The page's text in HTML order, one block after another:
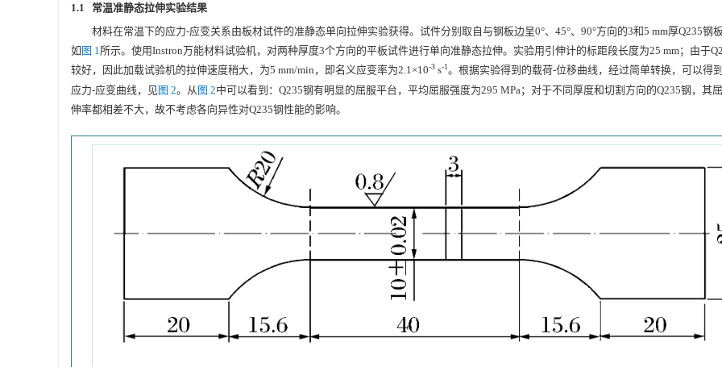
1.1 常温准静态拉伸实验结果
材料在常温下的应力-应变关系由板材试件的准静态单向拉伸实验获得。试件分别取自与钢板边呈0°、45°、90°方向的3和5 mm厚Q235钢
如 图 1所示。使用Instron万能材料试验机，对两种厚度3个方向的平板试件进行单向准静态拉伸。实验用引伸计的标距段长度为25 mm；由于
较好，因此加载试验机的拉伸速度稍大，为5 mm/min，即名义应变率为2.1×10-3 s-1。根据实验得到的载荷-位移曲线，经过简单转换，可以得
应力-应变曲线，见图 2。从 图 2中可以看到：Q235钢有明显的屈服平台，平均屈服强度为295 MPa；对于不同厚度和切割方向的Q235钢，其
伸率都相差不大，故不考虑各向异性对Q235钢性能的影响。